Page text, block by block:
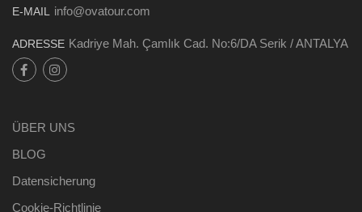
E-MAIL info@ovatour.com
ADRESSE Kadriye Mah. Çamlık Cad. No:6/DA Serik / ANTALYA
ÜBER UNS
BLOG
Datensicherung
Cookie-Richtlinie